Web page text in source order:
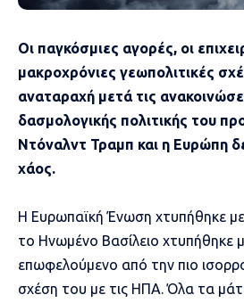
Οι παγκόσμιες αγορές, οι
μακροχρόνιες γεωπολιτικές
αναταραχή μετά τις
δασμολογικής πολιτικής του
Ντόναλντ Τραμπ και η Ευρώπη
χάος.
Η Ευρωπαϊκή Ένωση χτυπήθηκε
το Ηνωμένο Βασίλειο χτυπήθηκε
επωφελούμενο από την πιο
σχέση του με τις ΗΠΑ. Όλα τα